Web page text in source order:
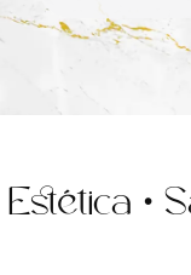
•